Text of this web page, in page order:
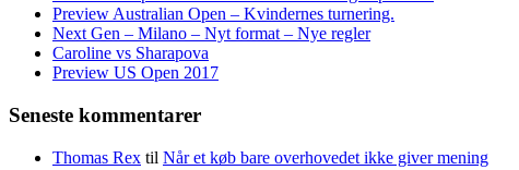
Preview Australian Open – Kvindernes turnering.
Next Gen – Milano – Nyt format – Nye regler
Caroline vs Sharapova
Preview US Open 2017
Seneste kommentarer
Thomas Rex til Når et køb bare overhovedet ikke giver mening